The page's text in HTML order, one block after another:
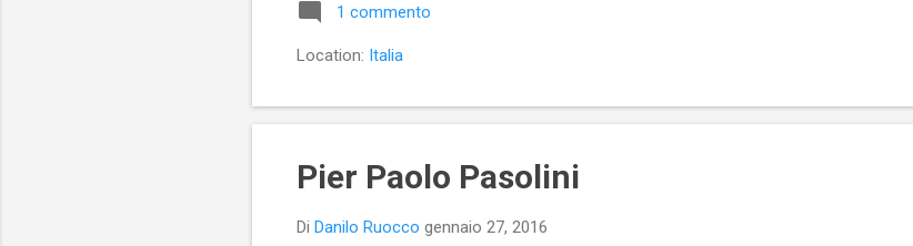
fotografi di nudo (maschile e femminile) a cui è impedito
1 commento
Location: Italia
Pier Paolo Pasolini
Di Danilo Ruocco gennaio 27, 2016